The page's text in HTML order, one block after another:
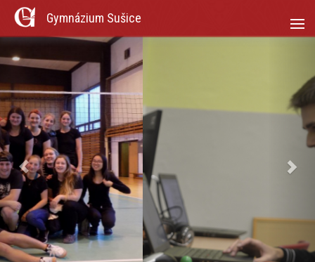
Previous
Gymnázium Sušice